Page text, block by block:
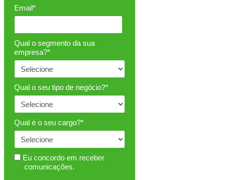
Email*
Qual o segmento da sua
empresa?*
Qual o seu tipo de negócio?*
Qual é o seu cargo?*
Eu concordo em receber
comunicações.